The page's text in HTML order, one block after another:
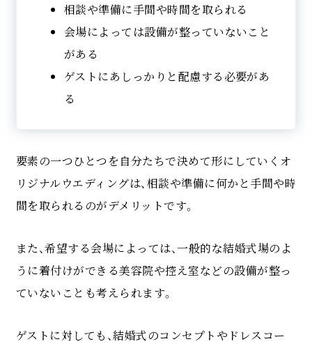
相談や準備に手間や時間を取られる
会場によっては設備が整っていないこと
がある
ゲストにあしっかりと配慮する必要があ
る
要素の一つひとつを自分たちで決めて形にしていくオ
リジナルウエディングは、相談や準備に何かと手間や時
間を取られるのがデメリットです。
また、希望する会場によっては、一般的な結婚式場のよ
うに着付けができる美容院や控え室などの設備が整っ
ていないことも考えられます。
ゲストに対しても、結婚式のコンセプトやドレスコー